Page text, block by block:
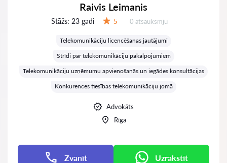
Raivis Leimanis
Stāžs: 23 gadi 5 Atsauksmes:
0 atsauksmju
Telekomunikāciju licencēšanas jautājumi
Strīdi par telekomunikāciju pakalpojumiem
Telekomunikāciju uzņēmumu apvienošanās un iegādes konsultācijas
Konkurences tiesības telekomunikāciju jomā
Advokāts
Rīga
Zvanīt Uzrakstīt